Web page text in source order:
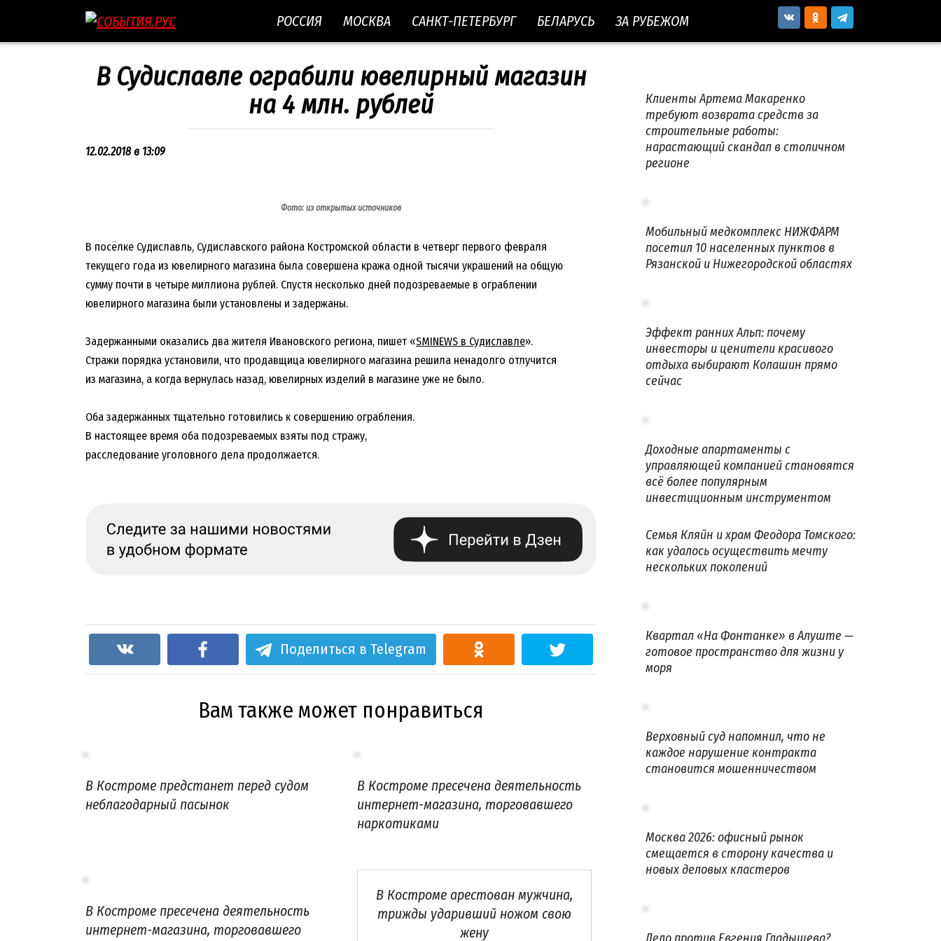
контенту
РОССИЯ МОСКВА САНКТ-ПЕТЕРБУРГ БЕЛАРУСЬ ЗА РУБЕЖОМ
В Судиславле ограбили ювелирный магазин
на 4 млн. рублей
12.02.2018 в 13:09
Фото: из открытых источников
В посёлке Судиславль, Судиславского района Костромской области в четверг первого февраля
текущего года из ювелирного магазина была совершена кража одной тысячи украшений на общую
сумму почти в четыре миллиона рублей. Спустя несколько дней подозреваемые в ограблении
ювелирного магазина были установлены и задержаны.
Задержанными оказались два жителя Ивановского региона, пишет «SMINEWS в Судиславле».
Стражи порядка установили, что продавщица ювелирного магазина решила ненадолго отлучится
из магазина, а когда вернулась назад, ювелирных изделий в магазине уже не было.
Оба задержанных тщательно готовились к совершению ограбления.
В настоящее время оба подозреваемых взяты под стражу,
расследование уголовного дела продолжается.
Поделиться в Telegram
Вам также может понравиться
В Костроме предстанет перед судом
неблагодарный пасынок
В Костроме пресечена деятельность
интернет-магазина, торговавшего
наркотиками
В Костроме пресечена деятельность
интернет-магазина, торговавшего
В Костроме арестован мужчина,
трижды ударивший ножом свою
жену
Клиенты Артема Макаренко
требуют возврата средств за
строительные работы:
нарастающий скандал в столичном
регионе
Мобильный медкомплекс НИЖФАРМ
посетил 10 населенных пунктов в
Рязанской и Нижегородской областях
Эффект ранних Альп: почему
инвесторы и ценители красивого
отдыха выбирают Колашин прямо
сейчас
Доходные апартаменты с
управляющей компанией становятся
всё более популярным
инвестиционным инструментом
Семья Кляйн и храм Феодора Томского:
как удалось осуществить мечту
нескольких поколений
Квартал «На Фонтанке» в Алуште —
готовое пространство для жизни у
моря
Верховный суд напомнил, что не
каждое нарушение контракта
становится мошенничеством
Москва 2026: офисный рынок
смещается в сторону качества и
новых деловых кластеров